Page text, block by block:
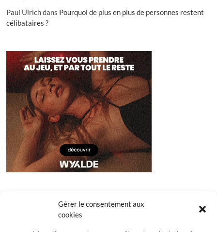
Gérer le consentement aux
cookies
Paul Ulrichdans Pourquoi de plus en plus de personnes restent
célibataires ?